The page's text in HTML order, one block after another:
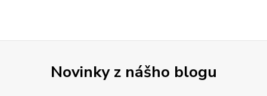
Novinky z nášho blogu